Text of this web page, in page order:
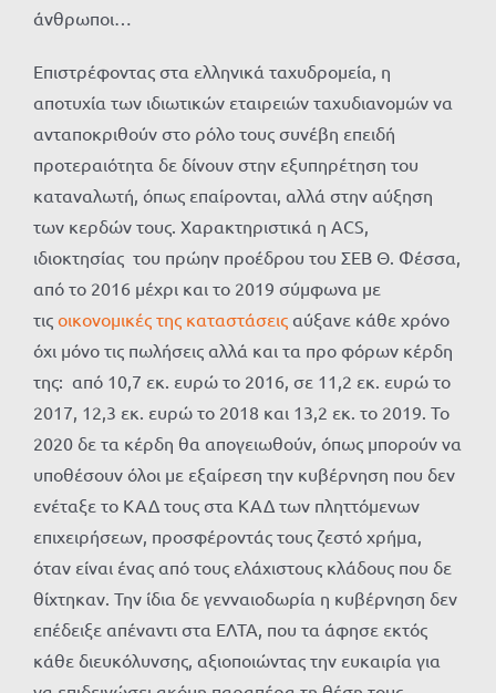
άνθρωποι…
Επιστρέφοντας στα ελληνικά ταχυδρομεία, η
αποτυχία των ιδιωτικών εταιρειών ταχυδιανομών να
ανταποκριθούν στο ρόλο τους συνέβη επειδή
προτεραιότητα δε δίνουν στην εξυπηρέτηση του
καταναλωτή, όπως επαίρονται, αλλά στην αύξηση
των κερδών τους. Χαρακτηριστικά η ACS,
ιδιοκτησίας του πρώην προέδρου του ΣΕΒ Θ. Φέσσα,
από το 2016 μέχρι και το 2019 σύμφωνα με
τις οικονομικές της καταστάσεις αύξανε κάθε χρόνο
όχι μόνο τις πωλήσεις αλλά και τα προ φόρων κέρδη
της: από 10,7 εκ. ευρώ το 2016, σε 11,2 εκ. ευρώ το
2017, 12,3 εκ. ευρώ το 2018 και 13,2 εκ. το 2019. Το
2020 δε τα κέρδη θα απογειωθούν, όπως μπορούν να
υποθέσουν όλοι με εξαίρεση την κυβέρνηση που δεν
ενέταξε το ΚΑΔ τους στα ΚΑΔ των πληττόμενων
επιχειρήσεων, προσφέροντάς τους ζεστό χρήμα,
όταν είναι ένας από τους ελάχιστους κλάδους που δε
θίχτηκαν. Την ίδια δε γενναιοδωρία η κυβέρνηση δεν
επέδειξε απέναντι στα ΕΛΤΑ, που τα άφησε εκτός
κάθε διευκόλυνσης, αξιοποιώντας την ευκαιρία για